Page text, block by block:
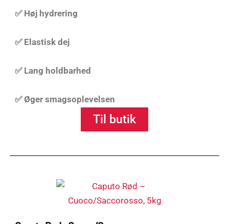
✅ Høj hydrering
✅ Elastisk dej
✅ Lang holdbarhed
✅ Øger smagsoplevelsen
Til butik